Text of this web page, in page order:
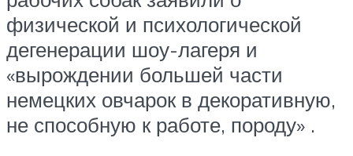
физической и психологической
дегенерации шоу-лагеря и
«вырождении большей части
немецких овчарок в декоративную,
не способную к работе, породу» .